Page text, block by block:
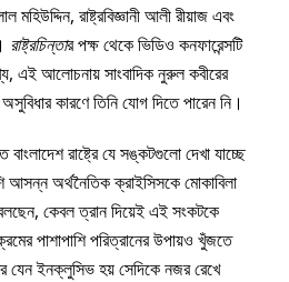
রাষ্ট্রবিজ্ঞানী আলী রীয়াজ এবং
রাষ্ট্রচিন্তার পক্ষ থেকে ভিডিও কনফারেন্সটি
এই আলোচনায় সাংবাদিক নুরুল কবীরের
কারণে তিনি যোগ দিতে পারেন নি।
রাষ্ট্রে যে সঙ্কটগুলো দেখা যাচ্ছে
আসন্ন অর্থনৈতিক ক্রাইসিসকে মোকাবিলা
কেবল ত্রান দিয়েই এই সংকটকে
পাশাপাশি পরিত্রানের উপায়ও খুঁজতে
যেন ইনক্লুসিভ হয় সেদিকে নজর রেখে